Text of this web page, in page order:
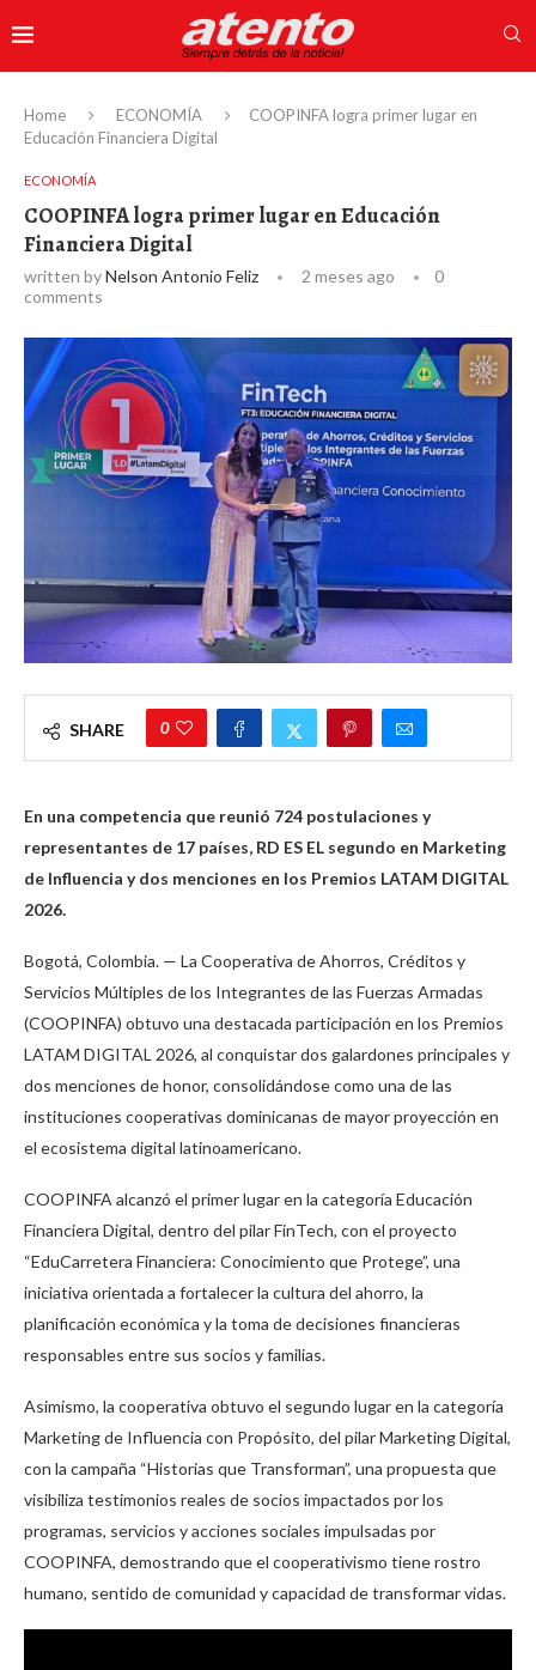
Home ECONOMÍA
COOPINFA logra primer lugar en
Educación Financiera Digital
ECONOMÍA
COOPINFA logra primer lugar en Educación
Financiera Digital
written byNelson Antonio Feliz 2 meses ago
0
comments
SHARE 0
En una competencia que reunió 724 postulaciones y
representantes de 17 países, RD ES EL segundo en Marketing
de Influencia y dos menciones en los Premios LATAM DIGITAL
2026.
Bogotá, Colombia. — La Cooperativa de Ahorros, Créditos y
Servicios Múltiples de los Integrantes de las Fuerzas Armadas
(COOPINFA) obtuvo una destacada participación en los Premios
LATAM DIGITAL 2026, al conquistar dos galardones principales y
dos menciones de honor, consolidándose como una de las
instituciones cooperativas dominicanas de mayor proyección en
el ecosistema digital latinoamericano.
COOPINFA alcanzó el primer lugar en la categoría Educación
Financiera Digital, dentro del pilar FinTech, con el proyecto
“EduCarretera Financiera: Conocimiento que Protege”, una
iniciativa orientada a fortalecer la cultura del ahorro, la
planificación económica y la toma de decisiones financieras
responsables entre sus socios y familias.
Asimismo, la cooperativa obtuvo el segundo lugar en la categoría
Marketing de Influencia con Propósito, del pilar Marketing Digital,
con la campaña “Historias que Transforman”, una propuesta que
visibiliza testimonios reales de socios impactados por los
programas, servicios y acciones sociales impulsadas por
COOPINFA, demostrando que el cooperativismo tiene rostro
humano, sentido de comunidad y capacidad de transformar vidas.